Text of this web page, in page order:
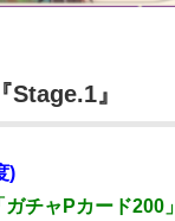
』
)
ガチャPカード200」